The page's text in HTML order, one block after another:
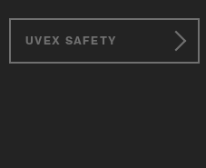
UVEX SAFETY